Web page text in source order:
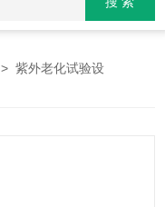
>紫外老化试验设